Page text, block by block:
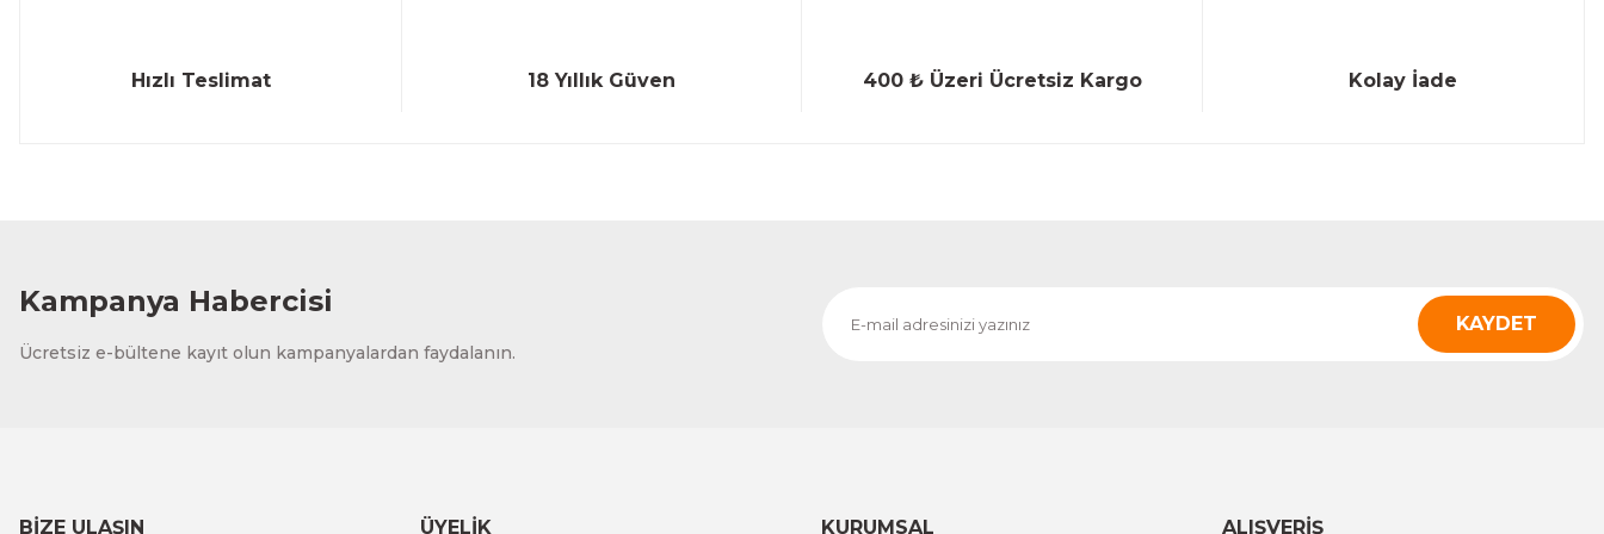
Hızlı Teslimat 18 Yıllık Güven 400 ₺ Üzeri Ücretsiz Kargo Kolay İade
Kampanya Habercisi
Ücretsiz e-bültene kayıt olun kampanyalardan faydalanın.
KAYDET
BİZE ULAŞIN ÜYELİK KURUMSAL ALIŞVERİŞ